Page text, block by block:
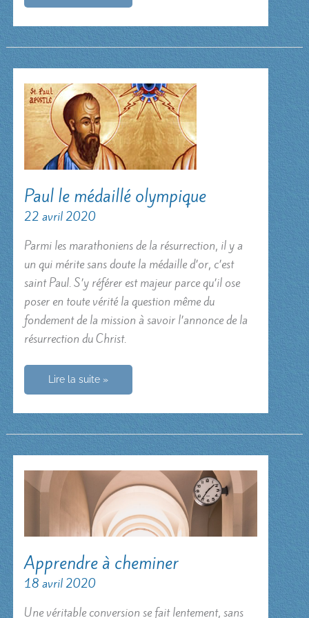
Paul le médaillé olympique
22 avril 2020
Parmi les marathoniens de la résurrection, il y a
un qui mérite sans doute la médaille d’or, c’est
saint Paul. S’y référer est majeur parce qu’il ose
poser en toute vérité la question même du
fondement de la mission à savoir l’annonce de la
résurrection du Christ.
Paul
médaillé
Lire la suite »
Apprendre à cheminer
18 avril 2020
Une véritable conversion se fait lentement, sans